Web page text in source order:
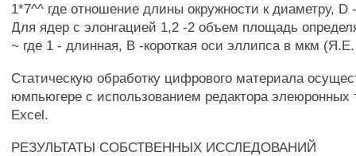
1*7^^ где отношение длины окружности к диаметру,
Для ядер с элонгацией 1,2 -2 объем площадь
~ где 1 - длинная, В -короткая оси эллипса в мкм
Статическую обработку цифрового материала
юмпьюгере с использованием редактора элеюронных
Excel.
РЕЗУЛЬТАТЫ СОБСТВЕННЫХ ИССЛЕДОВАНИЙ